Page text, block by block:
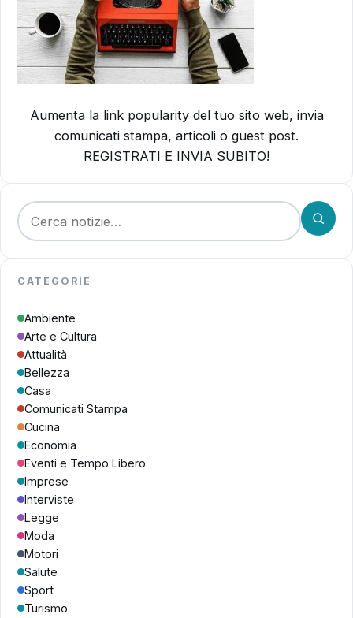
Aumenta la link popularity del tuo sito web, invia
comunicati stampa, articoli o guest post.
REGISTRATI E INVIA SUBITO!
Cerca:
CATEGORIE
Ambiente
Arte e Cultura
Attualità
Bellezza
Casa
Comunicati Stampa
Cucina
Economia
Eventi e Tempo Libero
Imprese
Interviste
Legge
Moda
Motori
Salute
Sport
Turismo